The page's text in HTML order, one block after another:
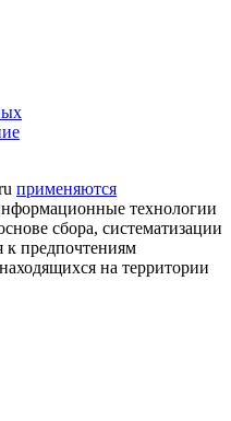
применяются
технологии
сбора, систематизации
к предпочтениям
на территории